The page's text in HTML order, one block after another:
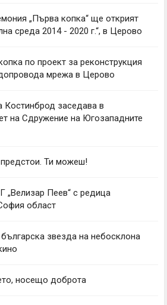
„Първа копка“ ще открият
среда 2014 - 2020 г.“, в Церово
по проект за реконструкция
мрежа в Церово
заседава в
на Сдружение на Югозападните
Ти можеш!
„Велизар Пеев“ с редица
област
звезда на небосклона
носещо доброта